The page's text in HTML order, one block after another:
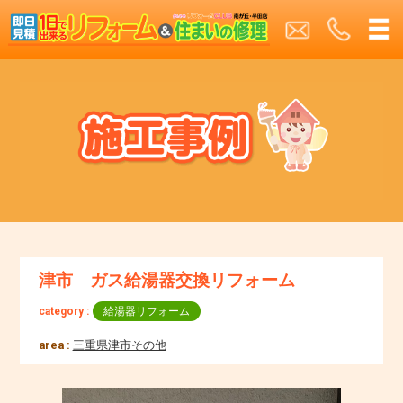
津市 ガス給湯器交換リフォーム
category : 給湯器リフォーム
area : 三重県津市その他